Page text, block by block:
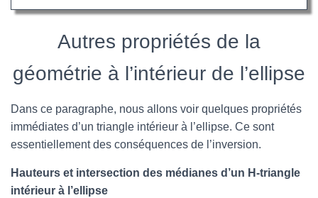
Autres propriétés de la
géométrie à l’intérieur de l’ellipse
Dans ce paragraphe, nous allons voir quelques propriétés
immédiates d’un triangle intérieur à l’ellipse. Ce sont
essentiellement des conséquences de l’inversion.
Hauteurs et intersection des médianes d’un H-triangle
intérieur à l’ellipse